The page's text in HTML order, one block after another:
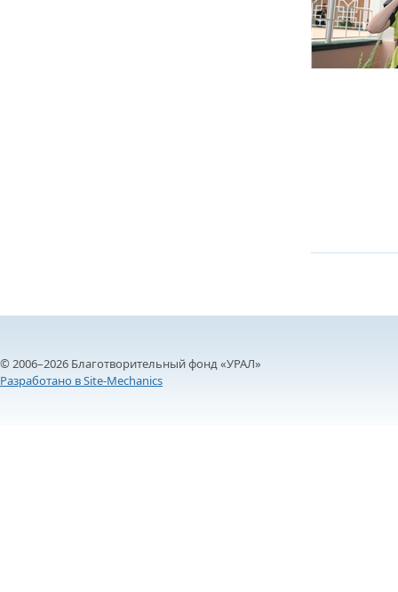
© 2006–2026 Благотворительный фонд «УРАЛ»
Разработано в Site-Mechanics